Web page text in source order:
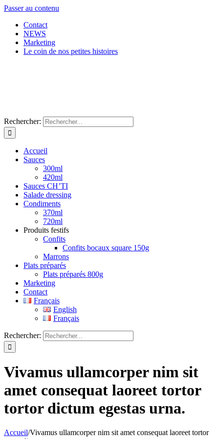
Passer au contenu
Contact
NEWS
Marketing
Le coin de nos petites histoires
Rechercher:
Accueil
Sauces
300ml
420ml
Sauces CH’TI
Salade dressing
Condiments
370ml
720ml
Produits festifs
Confits
Confits bocaux square 150g
Marrons
Plats préparés
Plats préparés 800g
Marketing
Contact
Français
English
Français
Rechercher:
Vivamus ullamcorper nim sit
amet consequat laoreet tortor
tortor dictum egestas urna.
Accueil/Vivamus ullamcorper nim sit amet consequat laoreet tortor